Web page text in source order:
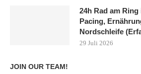
24h Rad am Ring
Pacing,
Nordschleife
29 Juli 2026
JOIN OUR TEAM!